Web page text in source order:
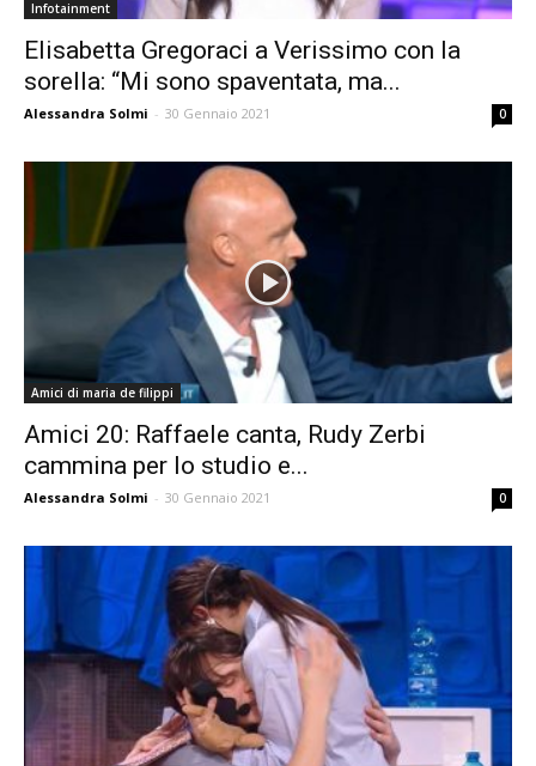
Infotainment
Elisabetta Gregoraci a Verissimo con la
sorella: “Mi sono spaventata, ma...
Alessandra Solmi - 30 Gennaio 2021 0
Amici di maria de filippi
Amici 20: Raffaele canta, Rudy Zerbi
cammina per lo studio e...
Alessandra Solmi - 30 Gennaio 2021 0